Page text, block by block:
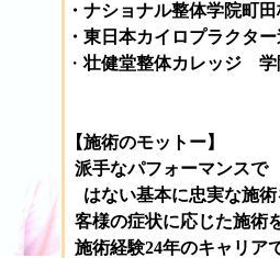
・ナショナル整体学院町
・東日本カイロプラクタ
・壮健堂整体カレッジ 学
【施術のモットー】
派手なパフォーマンスで
はない基本に忠実な施術
客様の症状に応じた施術
施術経験24年のキャリア